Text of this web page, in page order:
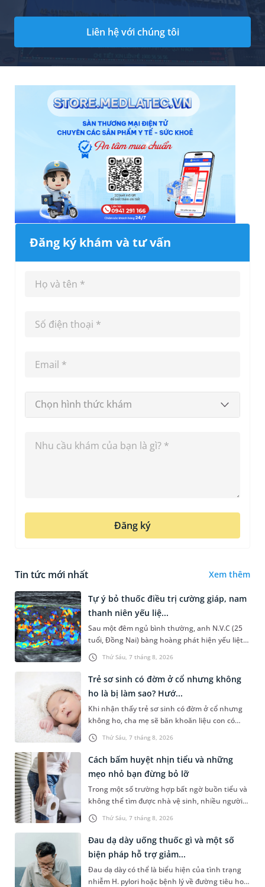
Liên hệ với chúng tôi
Đăng ký khám và tư vấn
Chọn hình thức khám
Đăng ký
Tin tức mới nhất Xem thêm
Thứ Sáu, 7 tháng 8, 2026
Tự ý bỏ thuốc điều trị cường giáp, nam
thanh niên yếu liệ...
Sau một đêm ngủ bình thường, anh N.V.C (25
tuổi, Đồng Nai) bàng hoàng phát hiện yếu liệt 2
chân, không thể vận động đi lại được. Kết quả
thăm khám tại Phòng...
Thứ Sáu, 7 tháng 8, 2026
Trẻ sơ sinh có đờm ở cổ nhưng không
ho là bị làm sao? Hướ...
Khi nhận thấy trẻ sơ sinh có đờm ở cổ nhưng
không ho, cha mẹ sẽ băn khoăn liệu con có
đang mắc bệnh đường hô hấp hay không.
Những chia sẻ dưới đây sẽ giúp ch...
Thứ Sáu, 7 tháng 8, 2026
Cách bấm huyệt nhịn tiểu và những
mẹo nhỏ bạn đừng bỏ lỡ
Trong một số trường hợp bất ngờ buồn tiểu và
không thể tìm được nhà vệ sinh, nhiều người
đã áp dụng phương pháp bấm huyệt nhịn tiểu.
Vậy cách bấm huyệt nhịn...
Đau dạ dày uống thuốc gì và một số
biện pháp hỗ trợ giảm...
Đau dạ dày có thể là biểu hiện của tình trạng
nhiễm H. pylori hoặc bệnh lý về đường tiêu hoá